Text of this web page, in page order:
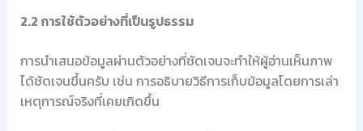
2.2 การใช้ตัวอย่างที่เป็นรูปธรรม
การนำเสนอข้อมูลผ่านตัวอย่างที่ชัดเจนจะทำให้ผู้อ่านเห็นภาพ
ได้ชัดเจนขึ้นครับ เช่น การอธิบายวิธีการเก็บข้อมูลโดยการเล่า
เหตุการณ์จริงที่เคยเกิดขึ้น